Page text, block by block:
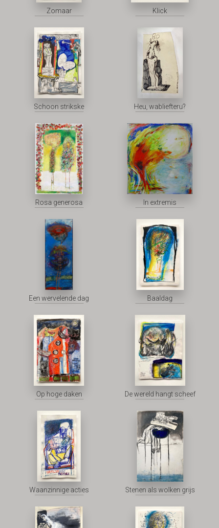
Zomaar Klick
Schoon strikske Heu, wabliefteru?
Rosa generosa In extremis
Een wervelende dag Baaldag
Op hoge daken De wereld hangt scheef
Waanzinnige acties Stenen als wolken grijs